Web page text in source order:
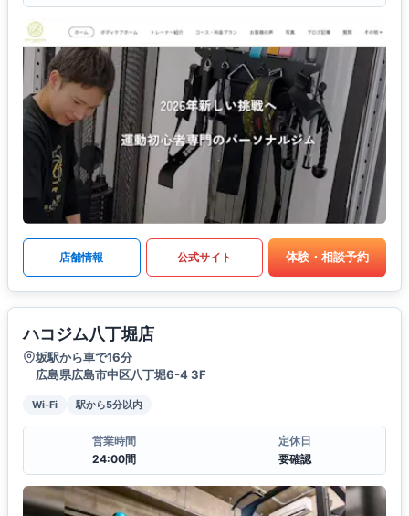
店舗情報 公式サイト 体験・相談予約
ハコジム八丁堀店
坂駅から車で16分
広島県広島市中区八丁堀6-4 3F
Wi-Fi 駅から5分以内
営業時間
24:00間
定休日
要確認